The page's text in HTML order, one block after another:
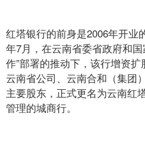
红塔银行的前身是2006年开业
年7月，在云南省委省政府和
作”部署的推动下，该行增资
云南省公司、云南合和（集团
主要股东，正式更名为云南红
管理的城商行。